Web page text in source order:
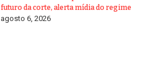
futuro da corte, alerta mídia do regime
agosto 6, 2026